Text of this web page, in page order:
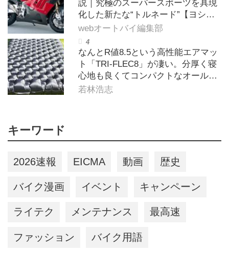
説｜究極のスーパースポーツを具現
化した新たな“トルネード”【ヨシム
ラ伝】
webオートバイ編集部
なんとR値8.5という高性能エアマッ
ト「TRI-FLEC8」が凄い。分厚く寝
心地も良くてコンパクトなオールシ
ーズン対応マットを試してみた〈若
若林浩志
キーワード
2026速報 EICMA 動画 歴史
バイク漫画 イベント キャンペーン
ライテク メンテナンス 最高速
ファッション バイク用語